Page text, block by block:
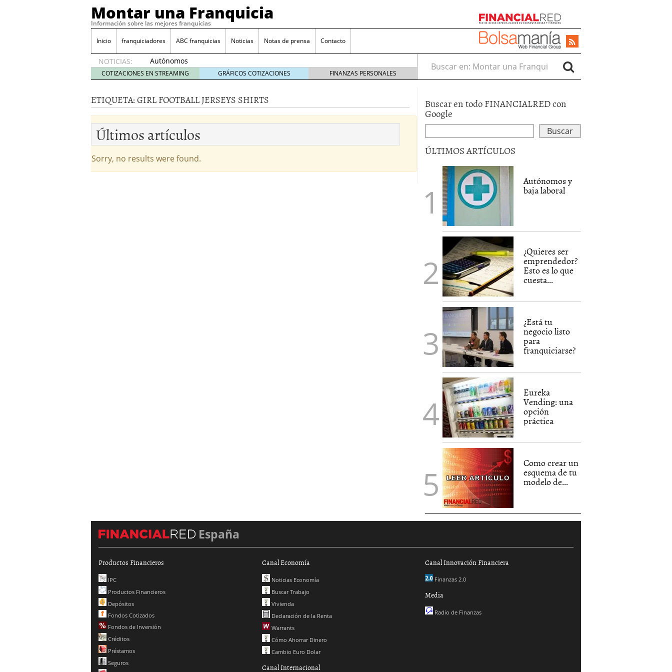
Montar una Franquicia
Información sobre las mejores franquicias
Inicio franquiciadores ABC franquicias Noticias Notas de prensa Contacto
NOTICIAS:
Autónomos
y baja
laboral
2014
¿Quieres ser emprendedor? Esto es lo que cuesta y las ayudas que puedes
tener 4 julio 2014
¿Está tu negocio listo para franquiciarse?
Eureka Vending: una opción práctica
COTIZACIONES EN STREAMING GRÁFICOS COTIZACIONES FINANZAS PERSONALES
Buscar en:
ETIQUETA:GIRL FOOTBALL JERSEYS SHIRTS
Últimos artículos
Sorry, no results were found.
Buscar en todo FINANCIALRED con
Google
ÚLTIMOS ARTÍCULOS
Autónomos y
baja laboral
¿Quieres ser
emprendedor?
Esto es lo que
cuesta...
¿Está tu
negocio listo
para
franquiciarse?
Eureka
Vending: una
opción
práctica
Como crear un
esquema de tu
modelo de...
España
Productos Financieros
IPC
Productos Financieros
Depósitos
Fondos Cotizados
Fondos de Inversión
Créditos
Préstamos
Seguros
Canal Economía
Noticias Economía
Buscar Trabajo
Vivienda
Declaración de la Renta
Warrants
Cómo Ahorrar Dinero
Cambio Euro Dolar
Canal Internacional
Canal Innovación Financiera
Finanzas 2.0
Media
Radio de Finanzas